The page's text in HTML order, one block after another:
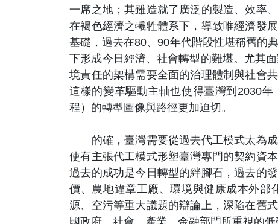
一席之地；其雖造就了廣泛的製造、效率
在褐色經濟之犧牲體系下，導致唯經濟發
基礎，過去在80、90年代階段性堪稱舊的
下形成今日經濟、社會轉型的難堪。尤其
境責任的架構需要全面的治理體制與社會
這樣的變革驅動主軸也使得臺灣到2030
程）的轉型圖像與路徑更加迫切。
的確，臺灣需要從過去代工模式太為成
使有主張代工模式形塑臺灣專門的契約資
過去的成功是今日轉型的絆腳石，過去的
價、農地違章工廠、環境與健康成本外部
源、空污等重大議題的辯論上，深陷在舊